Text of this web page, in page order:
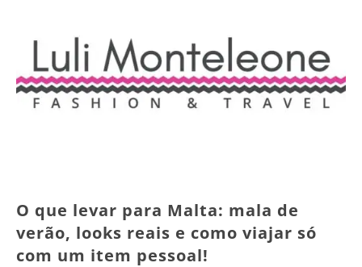
O que levar para Malta: mala de
verão, looks reais e como viajar só
com um item pessoal!